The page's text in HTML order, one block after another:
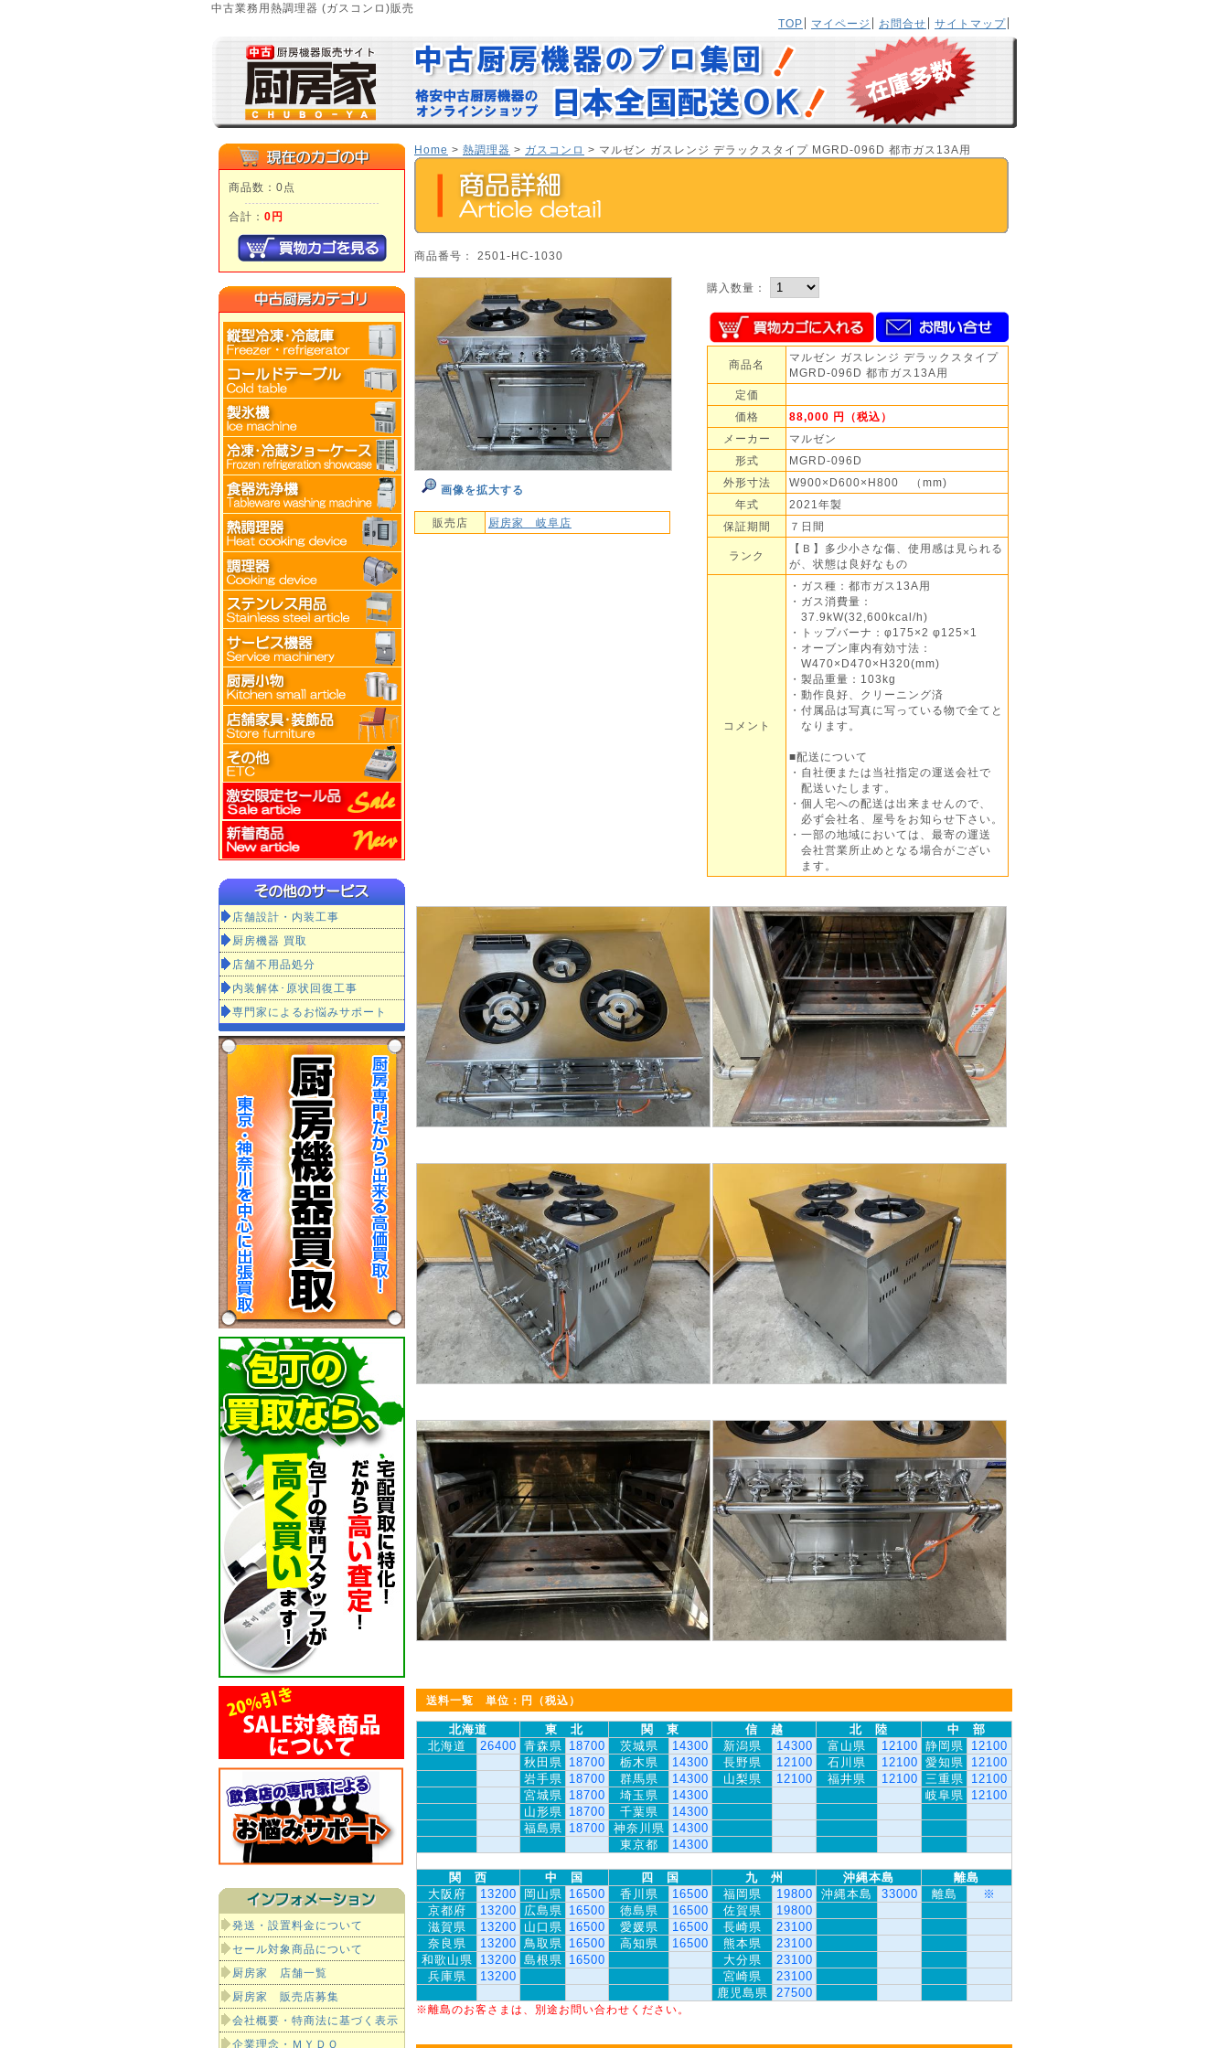
中古業務用熱調理器 (ガスコンロ)販売
TOP
マイページ お問合せ サイトマップ
商品数：0点
合計： 0円
店舗設計・内装工事
厨房機器 買取
店舗不用品処分
内装解体･原状回復工事
専門家によるお悩みサポート
発送・設置料金について
セール対象商品について
厨房家 店舗一覧
厨房家 販売店募集
会社概要・特商法に基づく表示
企業理念・ＭＹＤＯ
Home > 熱調理器 > ガスコンロ > マルゼン ガスレンジ デラックスタイプ MGRD-096D 都市ガス13A用
商品番号： 2501-HC-1030
画像を拡大する
販売店 厨房家 岐阜店
購入数量：
商品名
マルゼン ガスレンジ デラックスタイプ
MGRD-096D 都市ガス13A用
定価
価格
88,000 円（税込）
メーカー
マルゼン
形式
MGRD-096D
外形寸法
W900×D600×H800 （mm)
年式
2021年製
保証期間
７日間
ランク
【Ｂ】多少小さな傷、使用感は見られる
が、状態は良好なもの
コメント
・ガス種：都市ガス13A用
・ガス消費量：
37.9kW(32,600kcal/h)
・トップバーナ：φ175×2 φ125×1
・オーブン庫内有効寸法：
W470×D470×H320(mm)
・製品重量：103kg
・動作良好、クリーニング済
・付属品は写真に写っている物で全てと
なります。
■配送について
・自社便または当社指定の運送会社で
配送いたします。
・個人宅への配送は出来ませんので、
必ず会社名、屋号をお知らせ下さい。
・一部の地域においては、最寄の運送
会社営業所止めとなる場合がござい
ます。
送料一覧 単位：円（税込）
北海道 東 北 関 東 信 越 北 陸
中 部
北海道
26400 青森県 18700 茨城県 14300 新潟県 14300 富山県 12100 静岡県
12100
秋田県 18700 栃木県 14300 長野県 12100 石川県 12100 愛知県
12100
岩手県 18700 群馬県 14300 山梨県 12100 福井県 12100 三重県
12100
宮城県 18700 埼玉県 14300 岐阜県
12100
山形県 18700 千葉県
14300
福島県 18700 神奈川県
14300
東京都
14300
関 西 中 国 四 国 九 州 沖縄本島
離島
大阪府
13200 岡山県 16500 香川県 16500 福岡県 19800 沖縄本島 33000 離島
※
京都府
13200 広島県 16500 徳島県 16500 佐賀県
19800
滋賀県
13200 山口県 16500 愛媛県 16500 長崎県
23100
奈良県
13200 鳥取県 16500 高知県 16500 熊本県
23100
和歌山県
13200 島根県 16500 大分県
23100
兵庫県
13200 宮崎県
23100
鹿児島県
27500
※離島のお客さまは、別途お問い合わせください。